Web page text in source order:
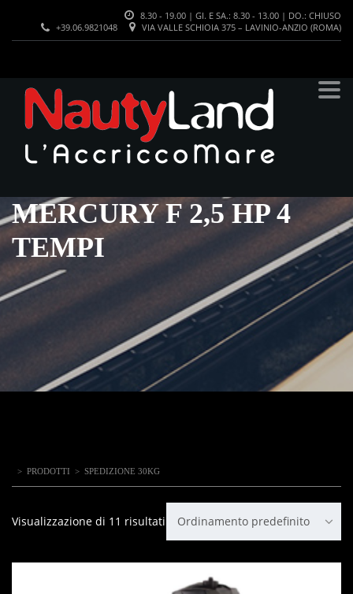
8.30 - 19.00 | GI. E SA.: 8.30 - 13.00 | DO.: CHIUSO
VIA VALLE SCHIOIA 375 – LAVINIO-ANZIO (ROMA)
+39.06.9821048
MERCURY F 2,5 HP 4
TEMPI
> PRODOTTI > SPEDIZIONE 30KG
Visualizzazione di 11 risultati Ordinamento predefinito